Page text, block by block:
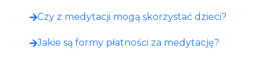
Czy z medytacji mogą skorzystać dzieci?
Jakie są formy płatności za medytację?